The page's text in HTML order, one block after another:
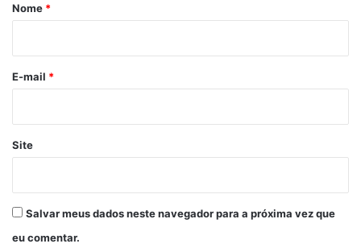
r
*
Nome *
E-mail *
Site
Salvar meus dados neste navegador para a próxima vez que
eu comentar.